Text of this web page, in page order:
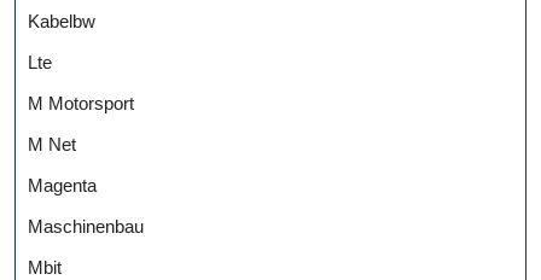
Kabelbw
Lte
M Motorsport
M Net
Magenta
Maschinenbau
Mbit